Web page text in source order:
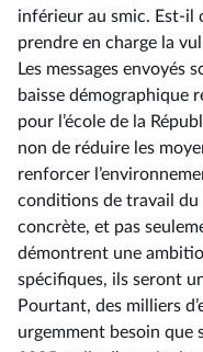
inférieur au smic. Est-il
prendre en charge la
Les messages
baisse démographique
pour l’école de la
non de réduire les
renforcer
conditions de travail du
concrète, et pas
démontrent une
spécifiques, ils seront
Pourtant, des milliers
urgemment besoin que